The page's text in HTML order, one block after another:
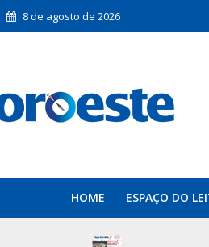
8 de agosto de 2026
HOME ESPAÇO DO